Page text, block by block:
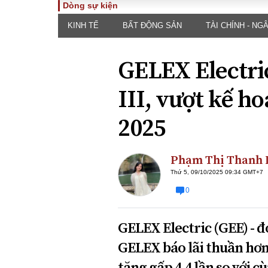
TOÀN CẢNH
Chính sách
PHÁP
luật
Góc
Hồ sơ
Tiếng
ĐA CHIỀU
Dòng sự kiện
KINH TẾ BẤT ĐỘNG SẢN TÀI CHÍNH -
GELEX
III, vượt kế
2025
Phạm Thị Thanh
Thứ 5, 09/10/2025 09:34 GMT+7
0
GELEX Electric (GEE) -
GELEX báo lãi thuần